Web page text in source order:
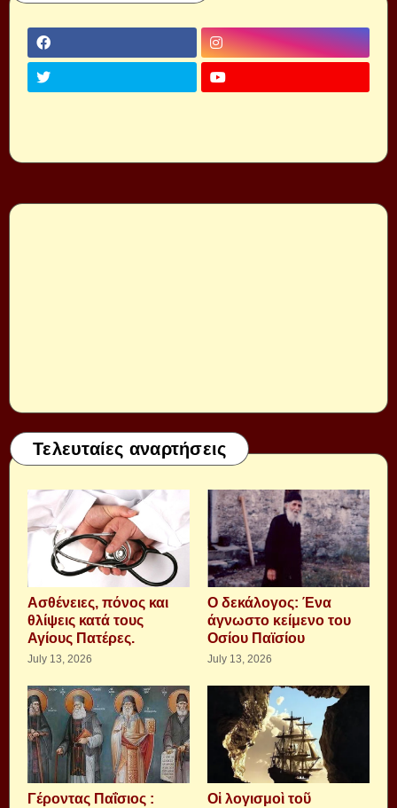
Τελευταίες αναρτήσεις
Aσθένειες, πόνος και
θλίψεις κατά τους
Αγίους Πατέρες.
July 13, 2026
Ο δεκάλογος: Ένα
άγνωστο κείμενο του
Οσίου Παϊσίου
July 13, 2026
Γέροντας Παΐσιος :
Οἱ λογισμοὶ τοῦ